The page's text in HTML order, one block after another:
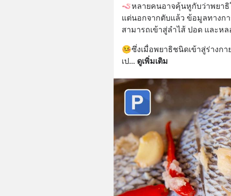
🪱หลายคนอาจคุ้นหูกับว่าพยาธิ
แต่นอกจากตับแล้ว ข้อมูลทางก
สามารถเข้าสู่ลำไส้ ปอด และหล
🤒ซึ่งเมื่อพยาธิชนิดเข้าสู่ร่างก
เป... ดูเพิ่มเติม